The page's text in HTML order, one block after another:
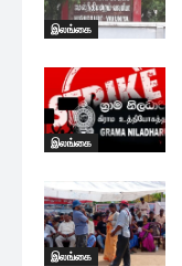
இலங்கை
இலங்கை
இலங்கை